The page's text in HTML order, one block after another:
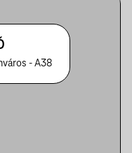
- A38